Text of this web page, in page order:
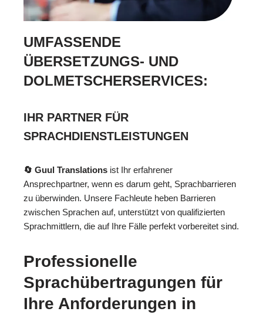
UMFASSENDE
ÜBERSETZUNGS- UND
DOLMETSCHERSERVICES:
IHR PARTNER FÜR
SPRACHDIENSTLEISTUNGEN
🔄 Guul Translations ist Ihr erfahrener
Ansprechpartner, wenn es darum geht, Sprachbarrieren
zu überwinden. Unsere Fachleute heben Barrieren
zwischen Sprachen auf, unterstützt von qualifizierten
Sprachmittlern, die auf Ihre Fälle perfekt vorbereitet sind.
Professionelle
Sprachübertragungen für
Ihre Anforderungen in